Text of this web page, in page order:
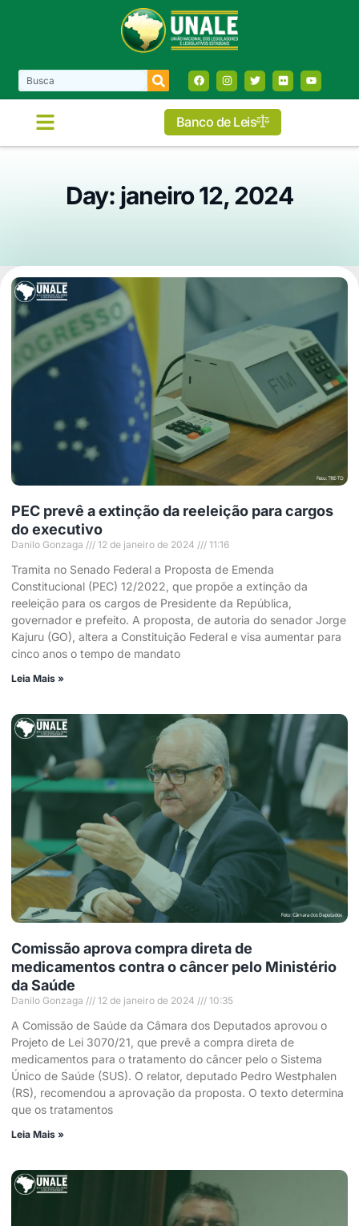
Banco de Leis
Day: janeiro 12, 2024
PEC prevê a extinção da reeleição para cargos
do executivo
Danilo Gonzaga 12 de janeiro de 2024 11:16
Tramita no Senado Federal a Proposta de Emenda
Constitucional (PEC) 12/2022, que propõe a extinção da
reeleição para os cargos de Presidente da República,
governador e prefeito. A proposta, de autoria do senador Jorge
Kajuru (GO), altera a Constituição Federal e visa aumentar para
cinco anos o tempo de mandato
Leia Mais »
Comissão aprova compra direta de
medicamentos contra o câncer pelo Ministério
da Saúde
Danilo Gonzaga 12 de janeiro de 2024 10:35
A Comissão de Saúde da Câmara dos Deputados aprovou o
Projeto de Lei 3070/21, que prevê a compra direta de
medicamentos para o tratamento do câncer pelo o Sistema
Único de Saúde (SUS). O relator, deputado Pedro Westphalen
(RS), recomendou a aprovação da proposta. O texto determina
que os tratamentos
Leia Mais »